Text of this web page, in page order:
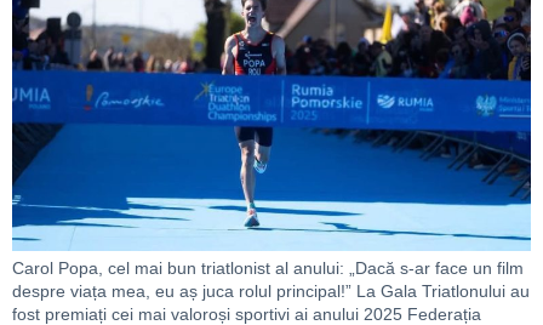
Carol Popa, cel mai bun triatlonist al anului: „Dacă s-ar face un film
despre viața mea, eu aș juca rolul principal!” La Gala Triatlonului au
fost premiați cei mai valoroși sportivi ai anului 2025 Federația